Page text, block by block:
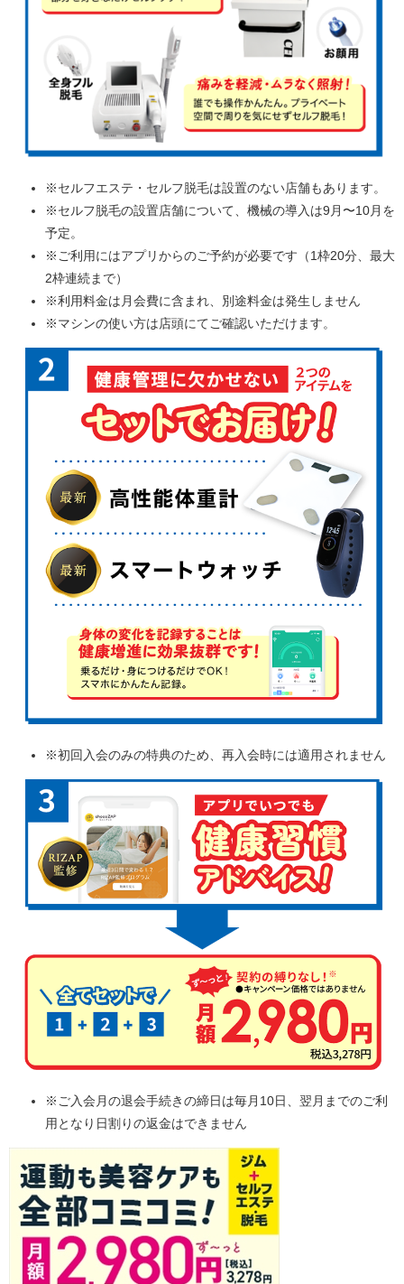
※セルフエステ・セルフ脱毛は設置のない店舗もあります。
※セルフ脱毛の設置店舗について、機械の導入は9月〜10月を
予定。
※ご利用にはアプリからのご予約が必要です（1枠20分、最大
2枠連続まで）
※利用料金は月会費に含まれ、別途料金は発生しません
※マシンの使い方は店頭にてご確認いただけます。
※初回入会のみの特典のため、再入会時には適用されません
※ご入会月の退会手続きの締日は毎月10日、翌月までのご利
用となり日割りの返金はできません